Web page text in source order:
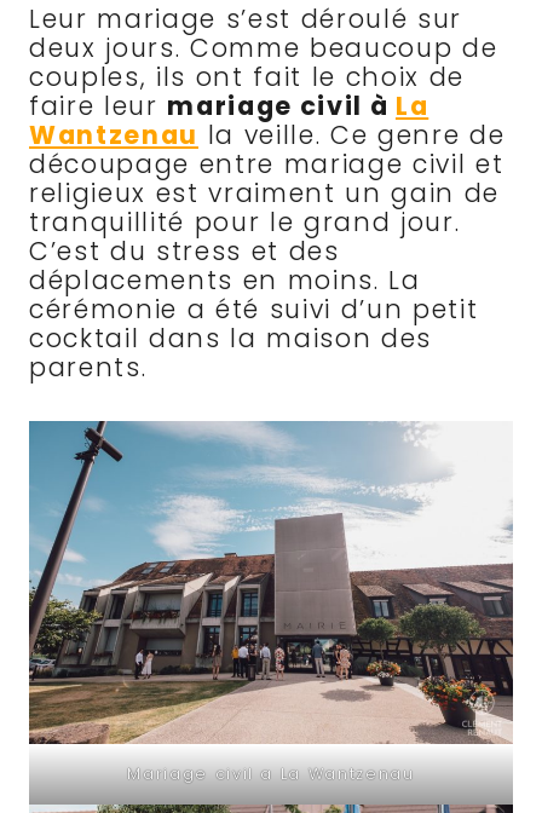
Leur mariage s’est déroulé sur
deux jours. Comme beaucoup de
couples, ils ont fait le choix de
faire leur mariage civil à La
Wantzenau la veille. Ce genre de
découpage entre mariage civil et
religieux est vraiment un gain de
tranquillité pour le grand jour.
C’est du stress et des
déplacements en moins. La
cérémonie a été suivi d’un petit
cocktail dans la maison des
parents.
Mariage civil a La Wantzenau